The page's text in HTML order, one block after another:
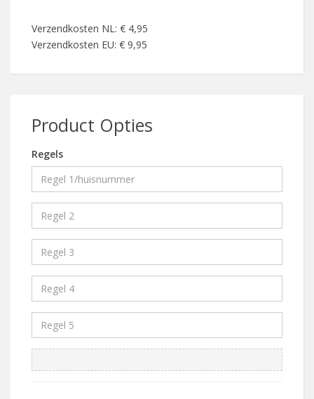
Verzendkosten NL: € 4,95
Verzendkosten EU: € 9,95
Product Opties
Regels